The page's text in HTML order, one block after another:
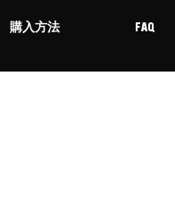
購入方法 FAQ